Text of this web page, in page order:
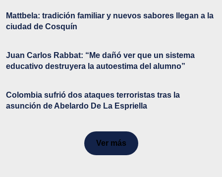
Mattbela: tradición familiar y nuevos sabores llegan a la
ciudad de Cosquín
Juan Carlos Rabbat: “Me dañó ver que un sistema
educativo destruyera la autoestima del alumno”
Colombia sufrió dos ataques terroristas tras la
asunción de Abelardo De La Espriella
Ver más